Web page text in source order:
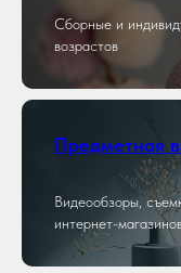
Сборные и
возрастов
Предметная
Видеообзоры,
интернет-